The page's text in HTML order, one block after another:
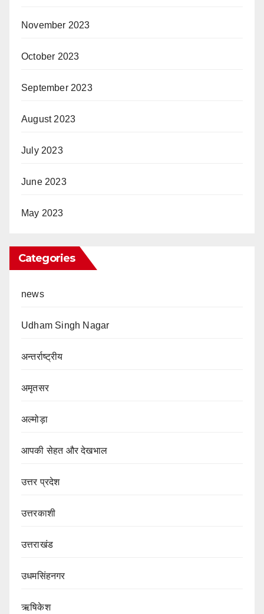
November 2023
October 2023
September 2023
August 2023
July 2023
June 2023
May 2023
Categories
news
Udham Singh Nagar
अन्तर्राष्ट्रीय
अमृतसर
अल्मोड़ा
आपकी सेहत और देखभाल
उत्तर प्रदेश
उत्तरकाशी
उत्तराखंड
उधमसिंहनगर
ऋषिकेश